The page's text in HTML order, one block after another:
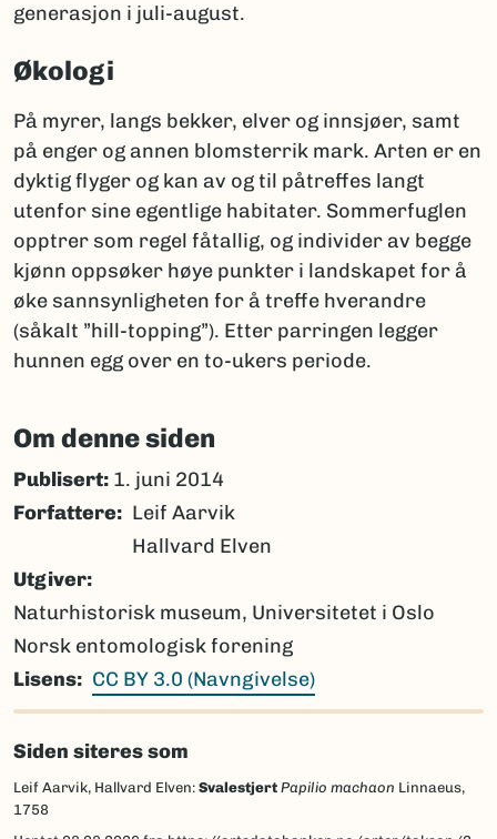
generasjon i juli-august.
Økologi
På myrer, langs bekker, elver og innsjøer, samt
på enger og annen blomsterrik mark. Arten er en
dyktig flyger og kan av og til påtreffes langt
utenfor sine egentlige habitater. Sommerfuglen
opptrer som regel fåtallig, og individer av begge
kjønn oppsøker høye punkter i landskapet for å
øke sannsynligheten for å treffe hverandre
(såkalt ”hill-topping”). Etter parringen legger
hunnen egg over en to-ukers periode.
Om denne siden
Publisert: 1. juni 2014
Forfattere
Leif Aarvik
Hallvard Elven
Utgiver
Naturhistorisk museum, Universitetet i Oslo
Norsk entomologisk forening
Lisens
CC BY 3.0 (Navngivelse)
Siden siteres som
Leif Aarvik, Hallvard Elven: Svalestjert Papilio machaon Linnaeus,
1758